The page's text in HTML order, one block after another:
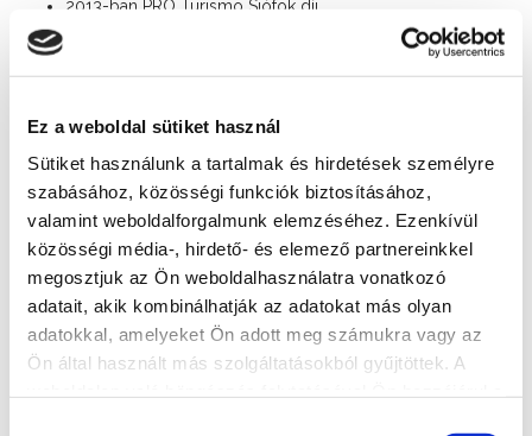
Ez a weboldal sütiket használ
Sütiket használunk a tartalmak és hirdetések személyre
szabásához, közösségi funkciók biztosításához,
valamint weboldalforgalmunk elemzéséhez. Ezenkívül
közösségi média-, hirdető- és elemező partnereinkkel
megosztjuk az Ön weboldalhasználatra vonatkozó
adatait, akik kombinálhatják az adatokat más olyan
adatokkal, amelyeket Ön adott meg számukra vagy az
Ön által használt más szolgáltatásokból gyűjtöttek. A
2013-ban PRO Turismo Siófok díj
Ingyenes parkoló
Állatbarát
Egész évben nyitva
Erzsébet-kártya elfogadóhely
SZÉP-kártya elfogadóhely
Nyitvatartás
Asztalfoglalás